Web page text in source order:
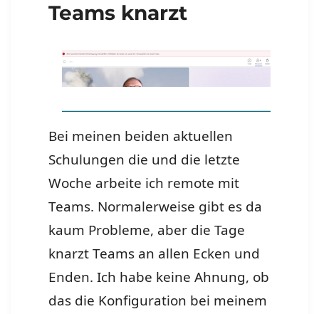
Teams knarzt
Bei meinen beiden aktuellen
Schulungen die und die letzte
Woche arbeite ich remote mit
Teams. Normalerweise gibt es da
kaum Probleme, aber die Tage
knarzt Teams an allen Ecken und
Enden. Ich habe keine Ahnung, ob
das die Konfiguration bei meinem